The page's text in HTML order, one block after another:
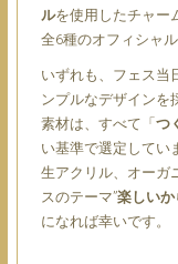
ルを使用したチャー
全6種のオフィシャル
いずれも、フェス当
ンプルなデザインを
素材は、すべて「つ
い基準で選定してい
生アクリル、オー
スのテーマ”楽しいか
になれば幸いです。